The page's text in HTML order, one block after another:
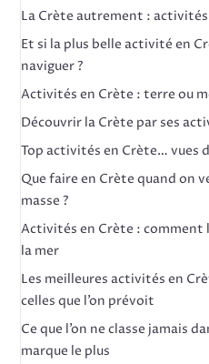
La Crète autrement :
Et si la plus belle activité en
naviguer ?
Activités en Crète : terre ou
Découvrir la Crète par ses
Top activités en Crète… vues
Que faire en Crète quand on
masse ?
Activités en Crète : comment
la mer
Les meilleures activités en
celles que l’on prévoit
Ce que l’on ne classe jamais
marque le plus